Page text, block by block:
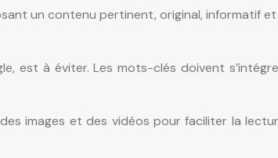
un contenu pertinent, original, informatif
est à éviter. Les mots-clés doivent
images et des vidéos pour faciliter la